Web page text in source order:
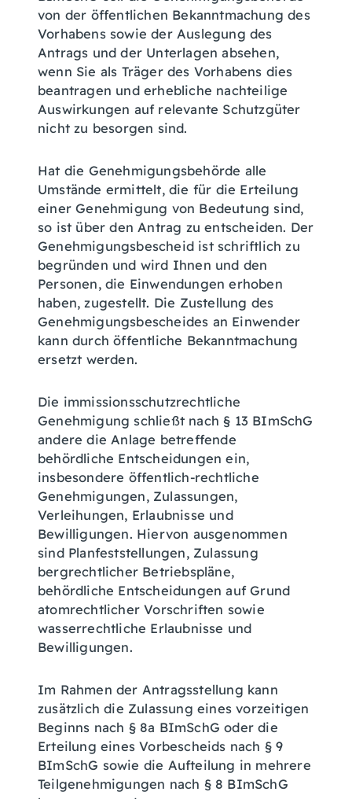
von der öffentlichen Bekanntmachung des
Vorhabens sowie der Auslegung des
Antrags und der Unterlagen absehen,
wenn Sie als Träger des Vorhabens dies
beantragen und erhebliche nachteilige
Auswirkungen auf relevante Schutzgüter
nicht zu besorgen sind.
Hat die Genehmigungsbehörde alle
Umstände ermittelt, die für die Erteilung
einer Genehmigung von Bedeutung sind,
so ist über den Antrag zu entscheiden. Der
Genehmigungsbescheid ist schriftlich zu
begründen und wird Ihnen und den
Personen, die Einwendungen erhoben
haben, zugestellt. Die Zustellung des
Genehmigungsbescheides an Einwender
kann durch öffentliche Bekanntmachung
ersetzt werden.
Die immissionsschutzrechtliche
Genehmigung schließt nach § 13 BImSchG
andere die Anlage betreffende
behördliche Entscheidungen ein,
insbesondere öffentlich-rechtliche
Genehmigungen, Zulassungen,
Verleihungen, Erlaubnisse und
Bewilligungen. Hiervon ausgenommen
sind Planfeststellungen, Zulassung
bergrechtlicher Betriebspläne,
behördliche Entscheidungen auf Grund
atomrechtlicher Vorschriften sowie
wasserrechtliche Erlaubnisse und
Bewilligungen.
Im Rahmen der Antragsstellung kann
zusätzlich die Zulassung eines vorzeitigen
Beginns nach § 8a BImSchG oder die
Erteilung eines Vorbescheids nach § 9
BImSchG sowie die Aufteilung in mehrere
Teilgenehmigungen nach § 8 BImSchG